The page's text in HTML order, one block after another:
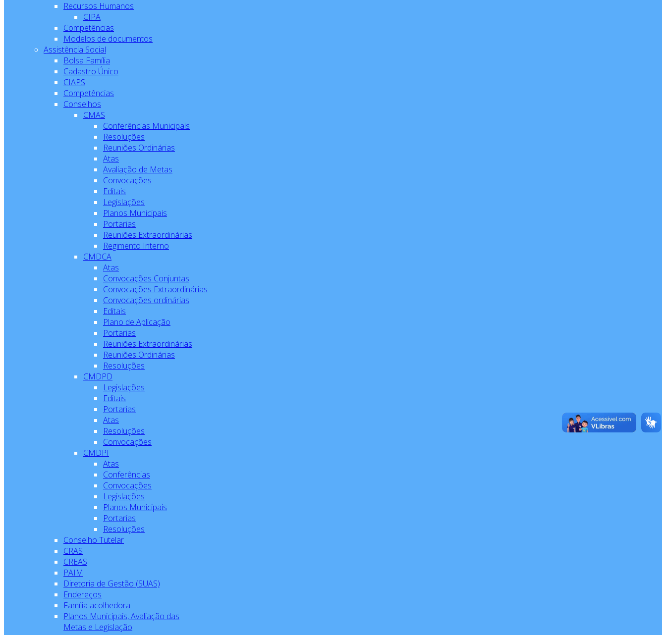
Recursos Humanos
CIPA
Competências
Modelos de documentos
Assistência Social
Bolsa Família
Cadastro Único
CIAPS
Competências
Conselhos
CMAS
Conferências Municipais
Resoluções
Reuniões Ordinárias
Atas
Avaliação de Metas
Convocações
Editais
Legislações
Planos Municipais
Portarias
Reuniões Extraordinárias
Regimento Interno
CMDCA
Atas
Convocações Conjuntas
Convocações Extraordinárias
Convocações ordinárias
Editais
Plano de Aplicação
Portarias
Reuniões Extraordinárias
Reuniões Ordinárias
Resoluções
CMDPD
Legislações
Editais
Portarias
Atas
Resoluções
Convocações
CMDPI
Atas
Conferências
Convocações
Legislações
Planos Municipais
Portarias
Resoluções
Conselho Tutelar
CRAS
CREAS
PAIM
Diretoria de Gestão (SUAS)
Endereços
Família acolhedora
Planos Municipais, Avaliação das
Metas e Legislação